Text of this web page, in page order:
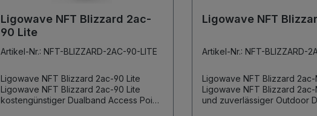
Ligowave NFT Blizzard 2ac-
90 Lite
Artikel-Nr.: NFT-BLIZZARD-2AC-90-LITE
Ligowave NFT Blizzard 2ac-90 Lite
Ligowave NFT Blizzard 2ac-90 Lite
kostengünstiger Dualband Access Point
Ligowave NFT
Artikel-Nr.: NFT-BLIZZARD-
Ligowave NFT Blizzard 2ac-
Ligowave NFT Blizzard 2ac-N
und zuverlässiger Outdoor